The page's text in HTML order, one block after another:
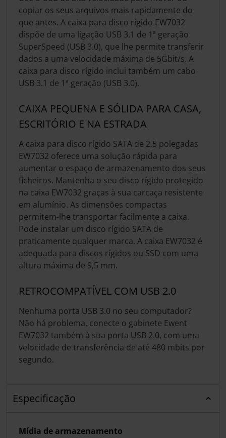
copiar os seus arquivos mais rapidamente do
que antes. A caixa para disco rígido EW7032
dispõe de uma ligação USB 3.1 de 1ª geração
SuperSpeed (USB 3.0), que lhe permite transferir
dados a uma velocidade máxima de 5Gbit/s. A
caixa para disco rígido inclui também um cabo
USB 3.1 de 1ª geração (USB 3.0).
CAIXA PEQUENA E SÓLIDA PARA CASA,
ESCRITÓRIO E NA ESTRADA
A caixa para disco rígido SATA de 2,5 polegadas
EW7032 oferece uma solução rápida para
aumentar o espaço de armazenamento dos seus
ficheiros. Mantenha o seu disco rígido protegido
na caixa EW7032 graças à sua carcaça resistente
em alumínio. As dimensões compactas
permitem-lhe transportar facilmente a caixa.
Pode instalar um disco rígido SATA de
praticamente qualquer marca. A caixa EW7032 é
adequada para discos rígidos ou SSD com uma
altura máxima de 9,5 mm.
RETROCOMPATÍVEL COM USB 2.0
Nenhuma porta USB 3.0 no seu computador?
Não há problema, conecte o gabinete Ewent
EW7032 também à sua porta USB 2.0, com uma
velocidade de transferência de até 480 mbits por
segundo.
Especificação
Mídia de armazenamento